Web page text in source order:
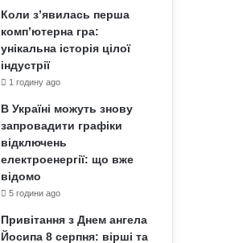
Коли з’явилась перша
комп’ютерна гра:
унікальна історія цілої
індустрії
1 годину ago
В Україні можуть знову
запровадити графіки
відключень
електроенергії: що вже
відомо
5 години ago
Привітання з Днем ангела
Йосипа 8 серпня: вірші та